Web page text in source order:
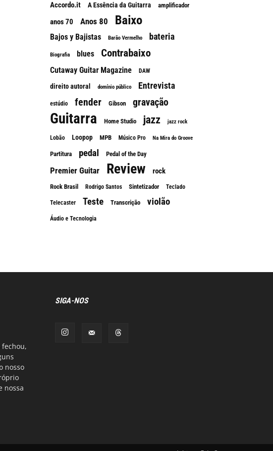
Accordo.it A Essência da Guitarra amplificador
anos 70 Anos 80 Baixo
Bajos y Bajistas Barão Vermelho bateria
Biografia blues Contrabaixo
Cutaway Guitar Magazine DAW
direito autoral domínio público Entrevista
estúdio fender Gibson gravação
Guitarra Home Studio jazz jazz rock
Lobão Loopop MPB Músico Pro Na Mira do Groove
Partitura pedal Pedal of the Day
Premier Guitar Review rock
Rock Brasil Rodrigo Santos Sintetizador Teclado
Telecaster Teste Transcrição violão
Áudio e Tecnologia
nosso
nossa
SIGA-NOS